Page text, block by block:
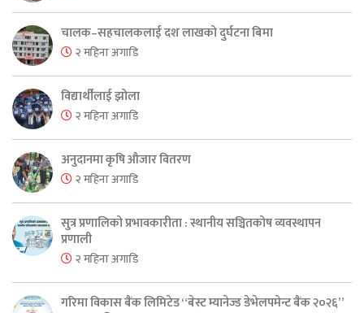
चालक–सहचालकलाई दश लाखको दुर्घटना बिमा
२ महिना अगाडि
विद्यार्थीलाई झोला
२ महिना अगाडि
अनुदानमा कृषि औजार वितरण
२ महिना अगाडि
सुत्र प्रणालिको प्रभावकारीता : स्थानीय सञ्चितकोष व्यवस्थापन
प्रणाली
२ महिना अगाडि
गरिमा विकास बैंक लिमिटेड “बेस्ट म्यानेज्ड डेभेलपमेन्ट बैंक २०२६”